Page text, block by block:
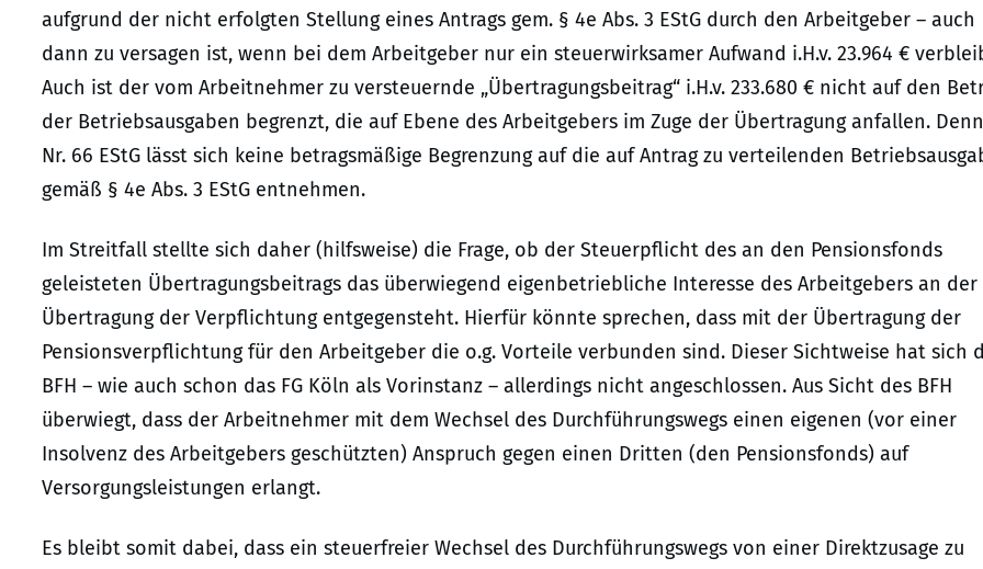
aufgrund der nicht erfolgten Stellung eines Antrags gem. § 4e Abs. 3 EStG durch den Arbeitgeber – auch
dann zu versagen ist, wenn bei dem Arbeitgeber nur ein steuerwirksamer Aufwand i.H.v. 23.964 €
Auch ist der vom Arbeitnehmer zu versteuernde „Übertragungsbeitrag“ i.H.v. 233.680 € nicht auf den
der Betriebsausgaben begrenzt, die auf Ebene des Arbeitgebers im Zuge der Übertragung anfallen.
Nr. 66 EStG lässt sich keine betragsmäßige Begrenzung auf die auf Antrag zu verteilenden
gemäß § 4e Abs. 3 EStG entnehmen.
Im Streitfall stellte sich daher (hilfsweise) die Frage, ob der Steuerpflicht des an den Pensionsfonds
geleisteten Übertragungsbeitrags das überwiegend eigenbetriebliche Interesse des Arbeitgebers an der
Übertragung der Verpflichtung entgegensteht. Hierfür könnte sprechen, dass mit der Übertragung der
Pensionsverpflichtung für den Arbeitgeber die o.g. Vorteile verbunden sind. Dieser Sichtweise hat sich
BFH – wie auch schon das FG Köln als Vorinstanz – allerdings nicht angeschlossen. Aus Sicht des BFH
überwiegt, dass der Arbeitnehmer mit dem Wechsel des Durchführungswegs einen eigenen (vor einer
Insolvenz des Arbeitgebers geschützten) Anspruch gegen einen Dritten (den Pensionsfonds) auf
Versorgungsleistungen erlangt.
Es bleibt somit dabei, dass ein steuerfreier Wechsel des Durchführungswegs von einer Direktzusage zu